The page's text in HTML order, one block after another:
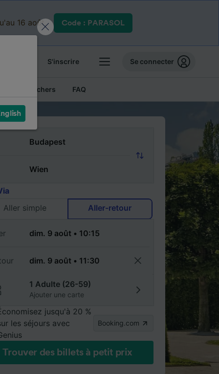
16 août. Code : PARASOL
S'inscrire Se connecter
Billets pas chers FAQ
Aller simple
Aller-retour
1 Adulte (26-59)
Ajouter une carte
jusqu'à 20 %
les séjours avec
Booking.com
Trouver des billets à petit prix